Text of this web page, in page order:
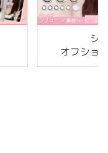
シ
オフショ